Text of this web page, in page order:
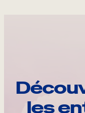
les